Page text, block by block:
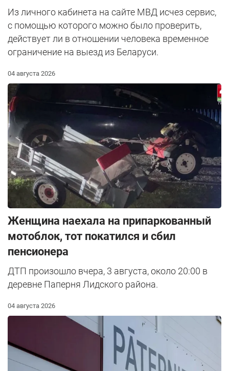
Из личного кабинета на сайте МВД исчез сервис,
с помощью которого можно было проверить,
действует ли в отношении человека временное
ограничение на выезд из Беларуси.
04 августа 2026
Женщина наехала на припаркованный
мотоблок, тот покатился и сбил
пенсионера
ДТП произошло вчера, 3 августа, около 20:00 в
деревне Паперня Лидского района.
04 августа 2026